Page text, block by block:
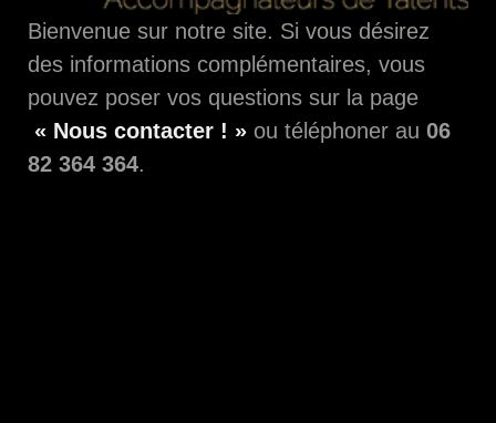
Bienvenue sur notre site. Si vous désirez
des informations complémentaires, vous
pouvez poser vos questions sur la page
« Nous contacter ! » ou téléphoner au 06
82 364 364.